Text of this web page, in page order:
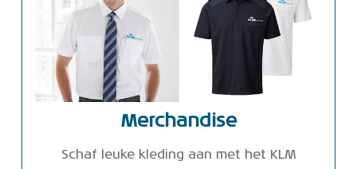
Merchandise
Schaf leuke kleding aan met het KLM